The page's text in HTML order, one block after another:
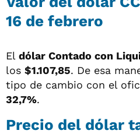
16 de febrero
El dólar Contado con
los $1.107,85. De esa
tipo de cambio con el
32,7%.
Precio del dólar